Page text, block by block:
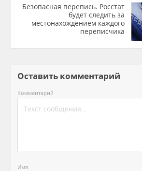
Безопасная перепись. Росстат
будет следить за
местонахождением каждого
переписчика
Оставить комментарий
Комментарий
Имя